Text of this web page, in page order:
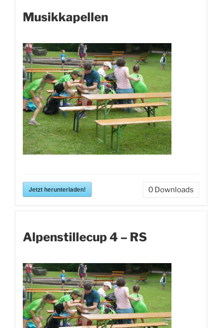
Musikkapellen
Jetzt herunterladen! 0 Downloads
Alpenstillecup 4 – RS